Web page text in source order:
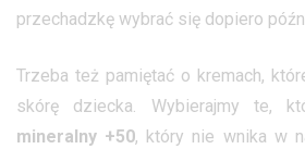
przechadzkę wybrać się dopiero
Trzeba też pamiętać o kremach,
skórę dziecka. Wybierajmy te,
mineralny +50, który nie wnika w